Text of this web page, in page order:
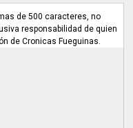
de 500 caracteres, no
responsabilidad de quien
de Cronicas Fueguinas.